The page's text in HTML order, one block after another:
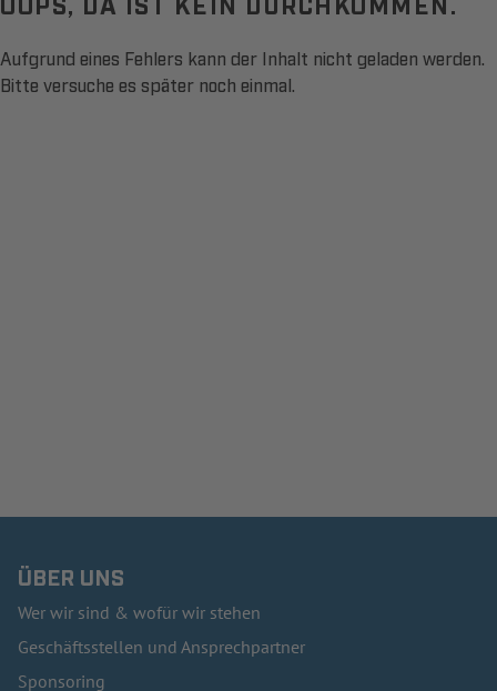
Aufgrund eines Fehlers kann der Inhalt nicht geladen werden.
Bitte versuche es später noch einmal.
ÜBER UNS
Wer wir sind & wofür wir stehen
Geschäftsstellen und Ansprechpartner
Sponsoring